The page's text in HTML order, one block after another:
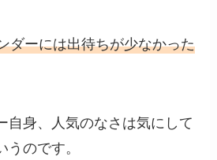
ダーには出待ちが少なかった
自身、人気のなさは気にして
うのです。